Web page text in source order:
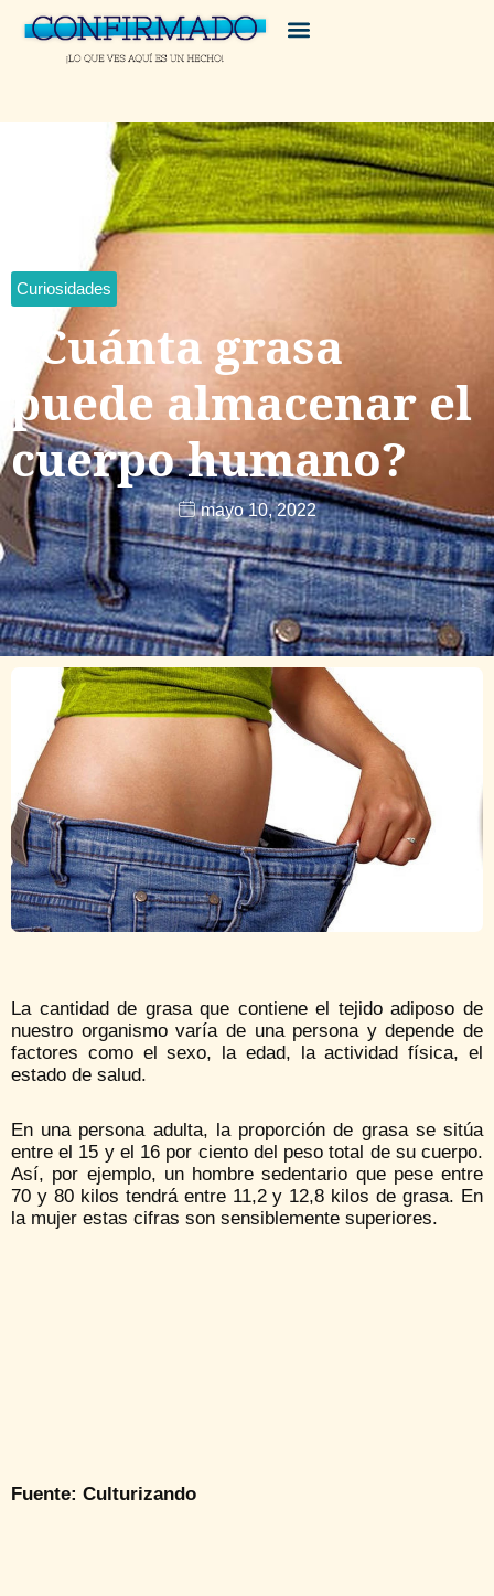
Curiosidades
¿Cuánta grasa
puede almacenar el
cuerpo humano?
mayo 10, 2022
La cantidad de grasa que contiene el tejido adiposo de
nuestro organismo varía de una persona y depende de
factores como el sexo, la edad, la actividad física, el
estado de salud.
En una persona adulta, la proporción de grasa se sitúa
entre el 15 y el 16 por ciento del peso total de su cuerpo.
Así, por ejemplo, un hombre sedentario que pese entre
70 y 80 kilos tendrá entre 11,2 y 12,8 kilos de grasa. En
la mujer estas cifras son sensiblemente superiores.
Fuente: Culturizando